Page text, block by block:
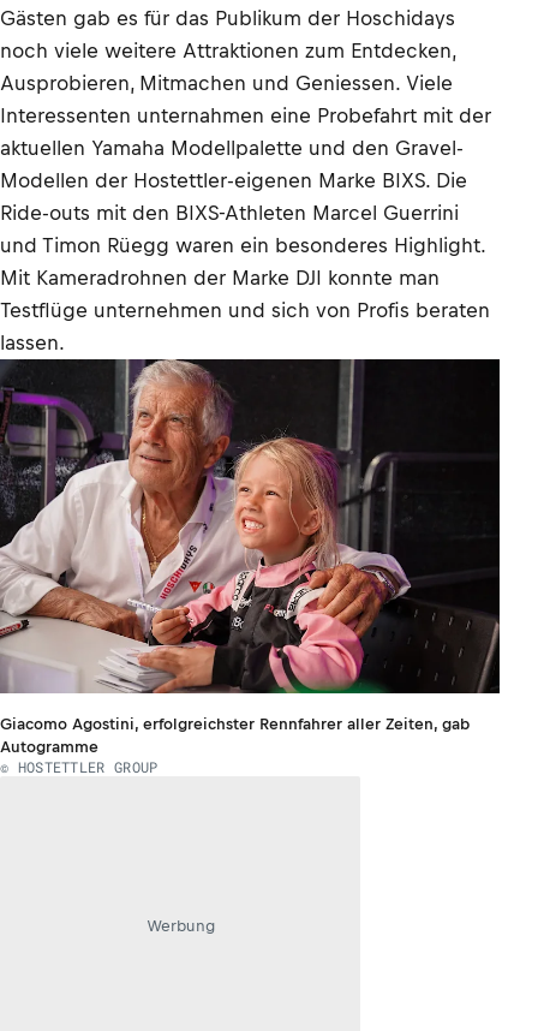
Gästen gab es für das Publikum der Hoschidays
noch viele weitere Attraktionen zum Entdecken,
Ausprobieren, Mitmachen und Geniessen. Viele
Interessenten unternahmen eine Probefahrt mit der
aktuellen Yamaha Modellpalette und den Gravel-
Modellen der Hostettler-eigenen Marke BIXS. Die
Ride-outs mit den BIXS-Athleten Marcel Guerrini
und Timon Rüegg waren ein besonderes Highlight.
Mit Kameradrohnen der Marke DJI konnte man
Testflüge unternehmen und sich von Profis beraten
lassen.
Giacomo Agostini, erfolgreichster Rennfahrer aller Zeiten, gab
Autogramme
© HOSTETTLER GROUP
Werbung